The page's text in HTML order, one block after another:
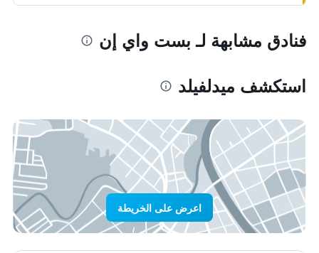
فنادق مشابهة لـ بست واي إن
استكشف ميدلفيلد
اعرض على الخريطة